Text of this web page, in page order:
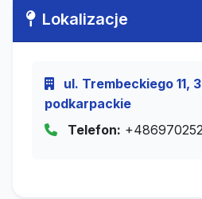
Lokalizacje
ul. Trembeckiego 11,
podkarpackie
Telefon: